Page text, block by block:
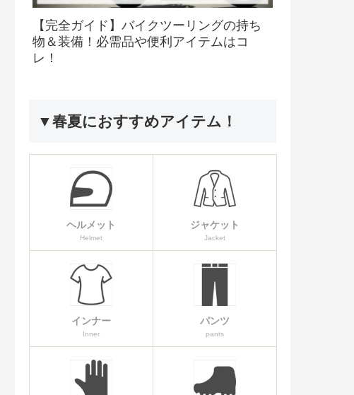
【完全ガイド】バイクツーリングの持ち
物＆装備！必需品や便利アイテムはコ
レ！
▼春夏におすすめアイテム！
ヘルメット
Helmet
ジャケット
Jacket
インナー
Inner
パンツ
pants